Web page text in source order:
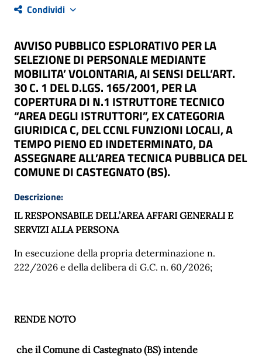
Condividi
AVVISO PUBBLICO ESPLORATIVO PER LA
SELEZIONE DI PERSONALE MEDIANTE
MOBILITA’ VOLONTARIA, AI SENSI DELL’ART.
30 C. 1 DEL D.LGS. 165/2001, PER LA
COPERTURA DI N.1 ISTRUTTORE TECNICO
“AREA DEGLI ISTRUTTORI”, EX CATEGORIA
GIURIDICA C, DEL CCNL FUNZIONI LOCALI, A
TEMPO PIENO ED INDETERMINATO, DA
ASSEGNARE ALL’AREA TECNICA PUBBLICA DEL
COMUNE DI CASTEGNATO (BS).
Descrizione:
IL RESPONSABILE DELL’AREA AFFARI GENERALI E
SERVIZI ALLA PERSONA
In esecuzione della propria determinazione n.
222/2026 e della delibera di G.C. n. 60/2026;
RENDE NOTO
che il Comune di Castegnato (BS) intende